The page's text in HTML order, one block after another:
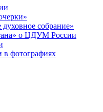
собрание»
о ЦДУМ России
фотографиях